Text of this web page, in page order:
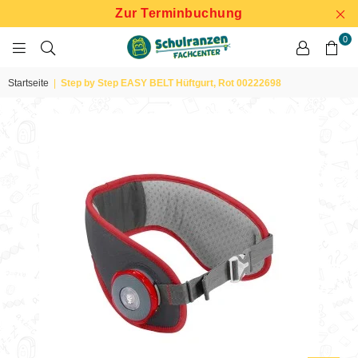
Zur Terminbuchung
FACHCENTER
0
Startseite Step by Step EASY BELT Hüftgurt, Rot 00222698